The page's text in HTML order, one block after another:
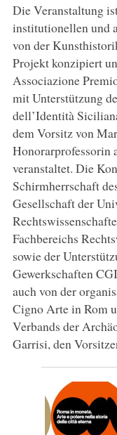
Die Veranstaltung
institutionellen und
von der
Projekt konzipiert
Associazione
mit Unterstützung
dell’Identità
dem Vorsitz von
Honorarprofessorin
veranstaltet. Die
Schirmherrschaft
Gesellschaft der
Fachbereichs
sowie der
Gewerkschaften
auch von der
Cigno Arte in Rom
Verbands der
Garrisi, den